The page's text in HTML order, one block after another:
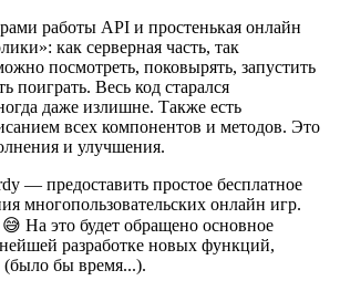
работы API и простенькая онлайн
как серверная часть, так
посмотреть, поковырять, запустить
поиграть. Весь код старался
даже излишне. Также есть
всех компонентов и методов. Это
и улучшения.
— предоставить простое бесплатное
многопользовательских онлайн игр.
На это будет обращено основное
разработке новых функций,
(было бы время...).